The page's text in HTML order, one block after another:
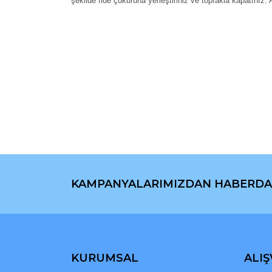
Bu ürünün fiyat bilgisi, resim, ürün
Ürün fiyatı diğer sitelerden daha pahalı.
KAMPANYALARIMIZDAN
KURUMSAL